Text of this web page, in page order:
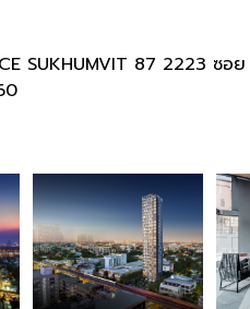
SUKHUMVIT 87 2223 ซ